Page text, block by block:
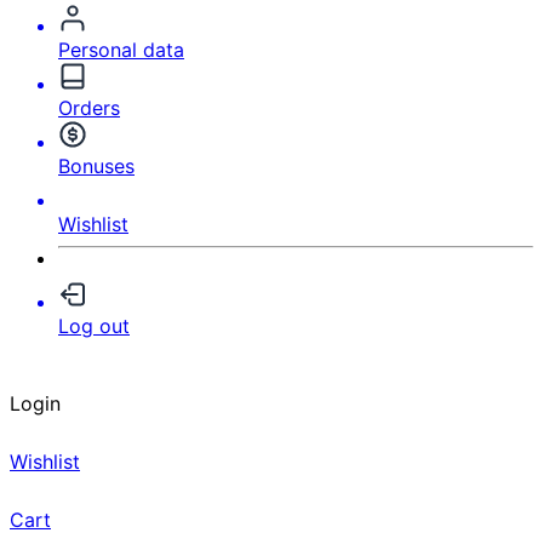
Personal data
Orders
Bonuses
Wishlist
Log out
Login
Wishlist
Cart